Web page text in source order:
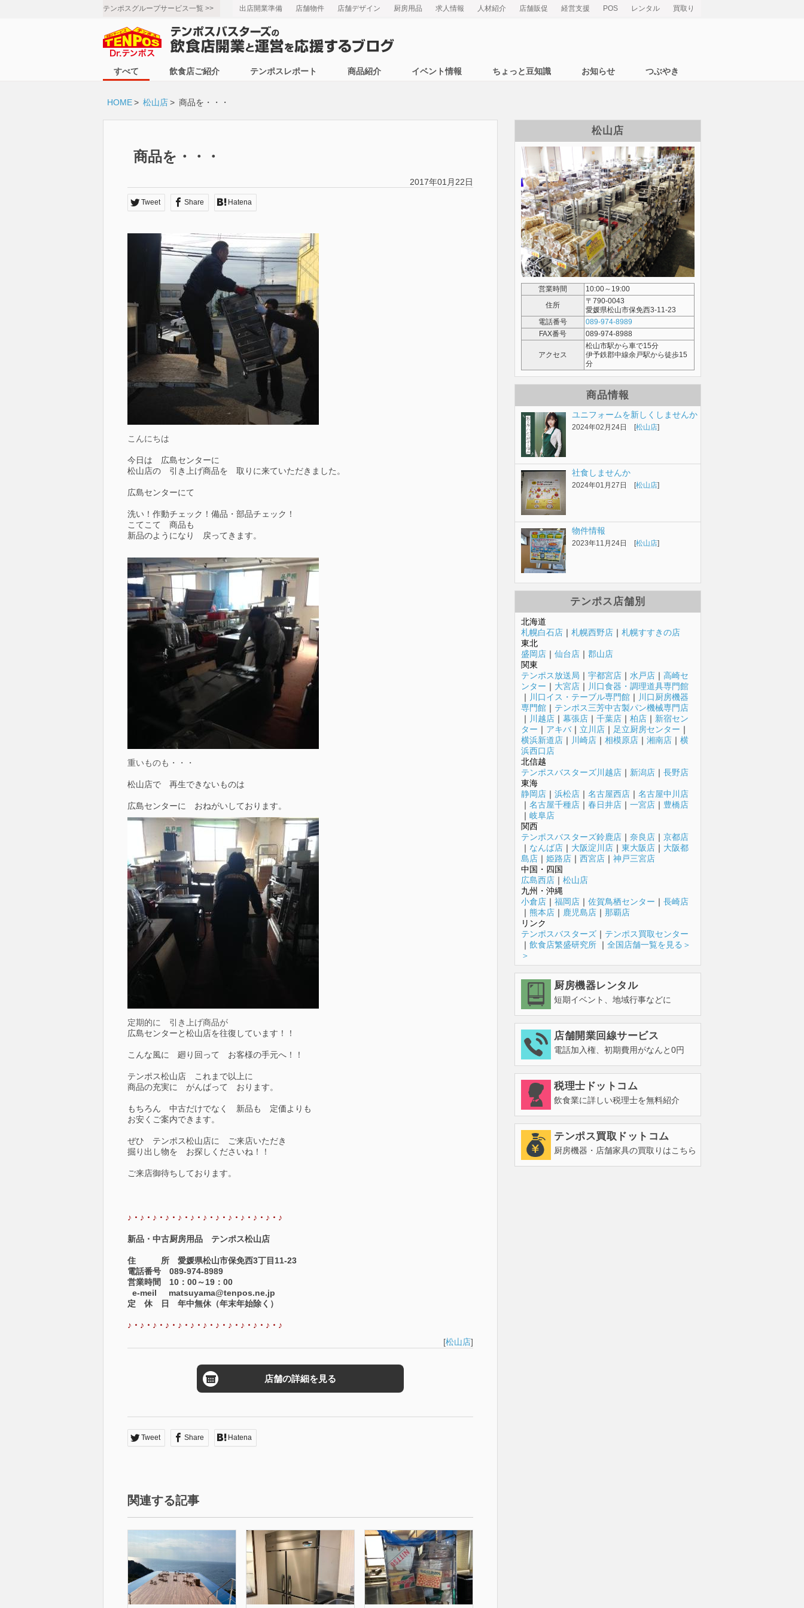
テンポスグループサービス一覧 >> 出店開業準備 店舗物件 店舗デザイン 厨房用品 求人情報 人材紹介 店舗販促 経営支援 POS レンタル 買取り
すべて 飲食店ご紹介 テンポスレポート 商品紹介 イベント情報 ちょっと豆知識 お知らせ つぶやき
HOME> 松山店> 商品を・・・
商品を・・・
2017年01月22日
Tweet Share Hatena
こんにちは
今日は 広島センターに
松山店の 引き上げ商品を 取りに来ていただきました。
広島センターにて
洗い！作動チェック！備品・部品チェック！
こてこて 商品も
新品のようになり 戻ってきます。
重いものも・・・
松山店で 再生できないものは
広島センターに おねがいしております。
定期的に 引き上げ商品が
広島センターと松山店を往復しています！！
こんな風に 廻り回って お客様の手元へ！！
テンポス松山店 これまで以上に
商品の充実に がんばって おります。
もちろん 中古だけでなく 新品も 定価よりも
お安くご案内できます。
ぜひ テンポス松山店に ご来店いただき
掘り出し物を お探しくださいね！！
ご来店御待ちしております。
♪・ ♪・ ♪・ ♪・ ♪・ ♪・ ♪・ ♪・ ♪・ ♪・ ♪・ ♪・ ♪
新品・中古厨房用品 テンポス松山店
住 所 愛媛県松山市保免西3丁目11-23
電話番号 089-974-8989
営業時間 10：00～19：00
e-meil matsuyama@tenpos.ne.jp
定 休 日 年中無休（年末年始除く）
♪・ ♪・ ♪・ ♪・ ♪・ ♪・ ♪・ ♪・ ♪・ ♪・ ♪・ ♪・ ♪
[松山店]
店舗の詳細を見る
Tweet Share Hatena
関連する記事
松山店
営業時間
10:00～19:00
住所
〒790-0043
愛媛県松山市保免西3-11-23
電話番号
089-974-8989
FAX番号
089-974-8988
アクセス
松山市駅から車で15分
伊予鉄郡中線余戸駅から徒歩15
分
商品情報
ユニフォームを新しくしませんか
2024年02月24日 [松山店]
社食しませんか
2024年01月27日 [松山店]
物件情報
2023年11月24日 [松山店]
テンポス店舗別
北海道
札幌白石店 ｜ 札幌西野店 ｜ 札幌すすきの店
東北
盛岡店 ｜ 仙台店 ｜ 郡山店
関東
テンポス放送局 ｜ 宇都宮店 ｜ 水戸店 ｜ 高崎セ
ンター ｜ 大宮店 ｜ 川口食器・調理道具専門館
｜ 川口イス・テーブル専門館 ｜ 川口厨房機器
専門館 ｜ テンポス三芳中古製パン機械専門店
｜ 川越店 ｜ 幕張店 ｜ 千葉店 ｜ 柏店 ｜ 新宿セン
ター ｜ アキバ｜ 立川店 ｜ 足立厨房センター ｜
横浜新道店 ｜ 川崎店 ｜ 相模原店 ｜ 湘南店 ｜ 横
浜西口店
北信越
テンポスバスターズ川越店 ｜ 新潟店 ｜ 長野店
東海
静岡店 ｜ 浜松店 ｜ 名古屋西店 ｜ 名古屋中川店
｜ 名古屋千種店 ｜ 春日井店 ｜ 一宮店 ｜ 豊橋店
｜ 岐阜店
関西
テンポスバスターズ鈴鹿店 ｜ 奈良店 ｜ 京都店
｜ なんば店 ｜ 大阪淀川店 ｜ 東大阪店 ｜ 大阪都
島店 ｜ 姫路店 ｜ 西宮店 ｜ 神戸三宮店
中国・四国
広島西店 ｜ 松山店
九州・沖縄
小倉店 ｜ 福岡店 ｜ 佐賀鳥栖センター ｜ 長崎店
｜ 熊本店 ｜ 鹿児島店 ｜ 那覇店
リンク
テンポスバスターズ ｜ テンポス買取センター
｜ 飲食店繁盛研究所 ｜ 全国店舗一覧を見る＞
＞
厨房機器レンタル
短期イベント、地域行事などに
店舗開業回線サービス
電話加入権、初期費用がなんと0円
税理士ドットコム
飲食業に詳しい税理士を無料紹介
テンポス買取ドットコム
厨房機器・店舗家具の買取りはこちら